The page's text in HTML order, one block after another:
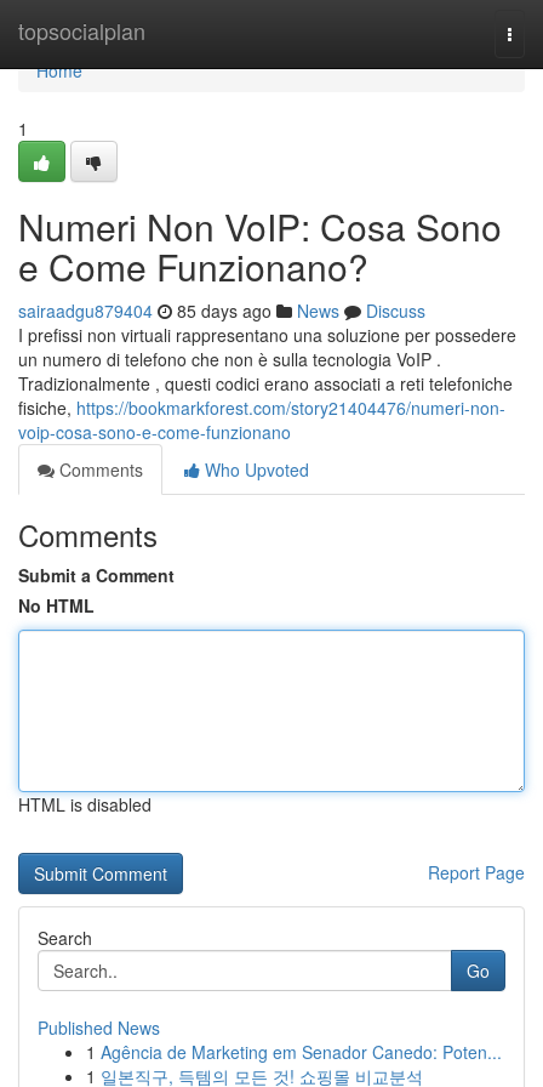
topsocialplan
Home
Home
1
Numeri Non VoIP: Cosa Sono
e Come Funzionano?
sairaadgu879404 85 days ago News
Discuss
I prefissi non virtuali rappresentano una soluzione per possedere
un numero di telefono che non è sulla tecnologia VoIP .
Tradizionalmente , questi codici erano associati a reti telefoniche
fisiche, https://bookmarkforest.com/story21404476/numeri-non-
voip-cosa-sono-e-come-funzionano
Comments
Who Upvoted
Comments
Submit a Comment
No HTML
HTML is disabled
Report Page
Search
Go
Published News
1 Agência de Marketing em Senador Canedo: Poten...
1 일본직구, 득템의 모든 것! 쇼핑몰 비교분석